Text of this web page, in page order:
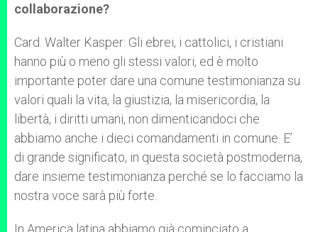
collaborazione?
Card. Walter Kasper: Gli ebrei, i cattolici, i cristiani
hanno più o meno gli stessi valori, ed è molto
importante poter dare una comune testimonianza su
valori quali la vita, la giustizia, la misericordia, la
libertà, i diritti umani, non dimenticandoci che
abbiamo anche i dieci comandamenti in comune. E’
di grande significato, in questa società postmoderna,
dare insieme testimonianza perché se lo facciamo la
nostra voce sarà più forte.
In America latina abbiamo già cominciato a